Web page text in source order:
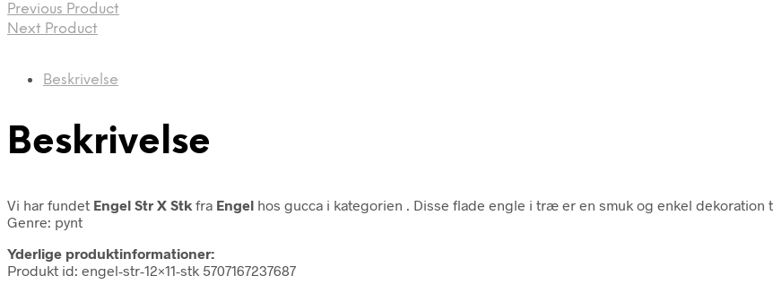
Previous Product
Next Product
Beskrivelse
Beskrivelse
Vi har fundet Engel Str X Stk fra Engel hos gucca i kategorien
. Disse flade engle i træ er en smuk og enkel
Genre: pynt
Yderlige produktinformationer:
Produkt id: engel-str-12×11-stk 5707167237687